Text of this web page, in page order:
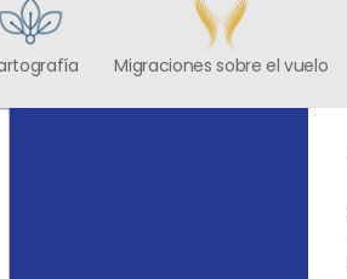
Migraciones sobre el vuelo